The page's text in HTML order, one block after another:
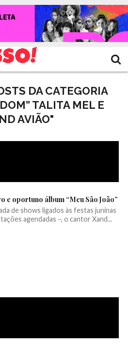
DA CATEGORIA
TALITA MEL E
AVIÃO"
e oportuno álbum “Meu São João”
de shows ligados às festas juninas
agendadas –, o cantor Xand...